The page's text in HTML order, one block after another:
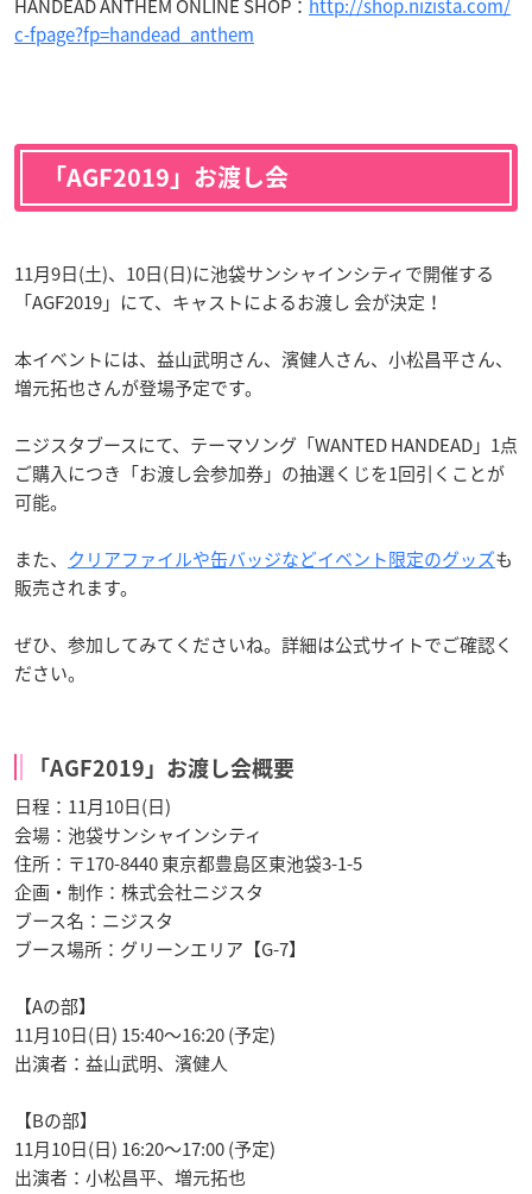
HANDEAD ANTHEM ONLINE SHOP： http://shop.nizista.com/
c-fpage?fp=handead_anthem
「AGF2019」お渡し会
11月9日(土)、10日(日)に池袋サンシャインシティで開催する
「AGF2019」にて、キャストによるお渡し 会が決定！
本イベントには、益山武明さん、濱健人さん、小松昌平さん、
増元拓也さんが登場予定です。
ニジスタブースにて、テーマソング「WANTED HANDEAD」1点
ご購入につき「お渡し会参加券」の抽選くじを1回引くことが
可能。
また、 クリアファイルや缶バッジなどイベント限定のグッズも
販売されます。
ぜひ、参加してみてくださいね。詳細は公式サイトでご確認く
ださい。
「AGF2019」お渡し会概要
日程：11月10日(日)
会場：池袋サンシャインシティ
住所：〒170-8440 東京都豊島区東池袋3-1-5
企画・制作：株式会社ニジスタ
ブース名：ニジスタ
ブース場所：グリーンエリア【G-7】
【Aの部】
11月10日(日) 15:40〜16:20 (予定)
出演者：益山武明、濱健人
【Bの部】
11月10日(日) 16:20〜17:00 (予定)
出演者：小松昌平、増元拓也